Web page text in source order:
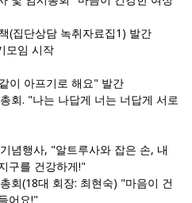
(집단상담 녹취자료집1) 발간
모임 시작
이 아프기로 해요" 발간
회. "나는 나답게 너는 너답게 서로
념행사, "알트루사와 잡은 손, 내
구를 건강하게!"
회(18대 회장: 최현숙) "마음이 건
어요!"